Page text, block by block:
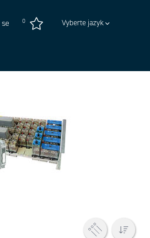
0 Vyberte jazyk